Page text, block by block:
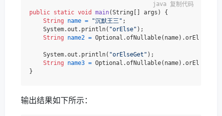
public static void main(String[] args)
{
String
name = "沉默王三" ;
    System.out.println(
"orElse" );
String
name2 =
    System.out.println(
"orElseGet" );
String
name3 =
复制代码
输出结果如下所示：